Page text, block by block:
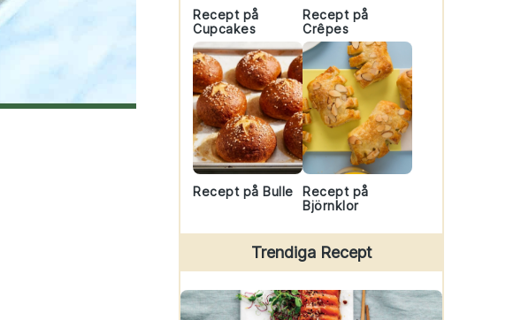
Recept på
Cupcakes
Recept på
Crêpes
Recept på Bulle
Recept på
Björnklor
Trendiga Recept